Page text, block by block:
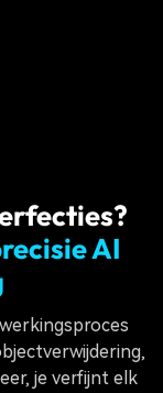
AI
je verfijnt elk